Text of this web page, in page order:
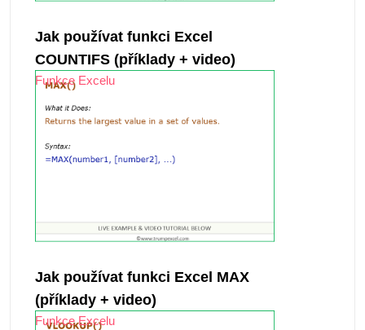
Jak používat funkci Excel
COUNTIFS (příklady + video)
Funkce Excelu
Jak používat funkci Excel MAX
(příklady + video)
Funkce Excelu